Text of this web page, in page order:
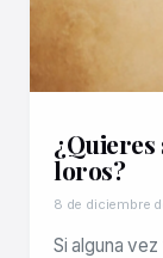
loros?
8 de diciembre
Si alguna